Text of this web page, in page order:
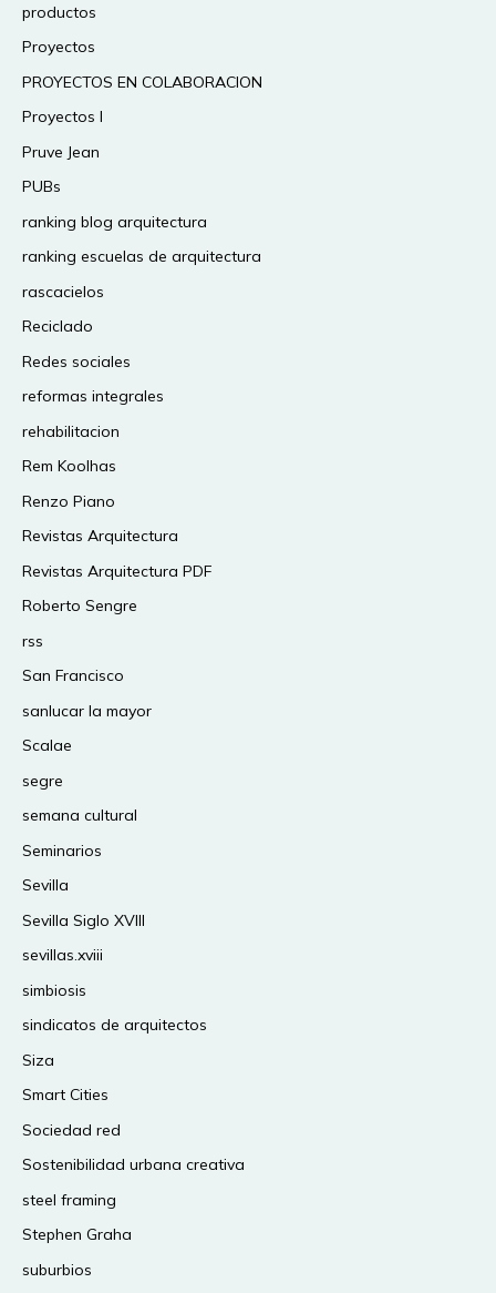
productos
Proyectos
PROYECTOS EN COLABORACION
Proyectos I
Pruve Jean
PUBs
ranking blog arquitectura
ranking escuelas de arquitectura
rascacielos
Reciclado
Redes sociales
reformas integrales
rehabilitacion
Rem Koolhas
Renzo Piano
Revistas Arquitectura
Revistas Arquitectura PDF
Roberto Sengre
rss
San Francisco
sanlucar la mayor
Scalae
segre
semana cultural
Seminarios
Sevilla
Sevilla Siglo XVIII
sevillas.xviii
simbiosis
sindicatos de arquitectos
Siza
Smart Cities
Sociedad red
Sostenibilidad urbana creativa
steel framing
Stephen Graha
suburbios